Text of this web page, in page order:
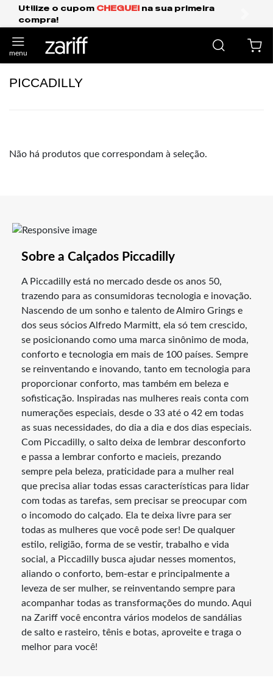
cupomCHEGUEIna sua primeira
anterior
PICCADILLY
Não há produtos que correspondam à seleção.
Sobre a Calçados Piccadilly
A Piccadilly está no mercado desde os anos 50,
trazendo para as consumidoras tecnologia e inovação.
Nascendo de um sonho e talento de Almiro Grings e
dos seus sócios Alfredo Marmitt, ela só tem crescido,
se posicionando como uma marca sinônimo de moda,
conforto e tecnologia em mais de 100 países. Sempre
se reinventando e inovando, tanto em tecnologia para
proporcionar conforto, mas também em beleza e
sofisticação. Inspiradas nas mulheres reais conta com
numerações especiais, desde o 33 até o 42 em todas
as suas necessidades, do dia a dia e dos dias especiais.
Com Piccadilly, o salto deixa de lembrar desconforto
e passa a lembrar conforto e macieis, prezando
sempre pela beleza, praticidade para a mulher real
que precisa aliar todas essas características para lidar
com todas as tarefas, sem precisar se preocupar com
o incomodo do calçado. Ela te deixa livre para ser
todas as mulheres que você pode ser! De qualquer
estilo, religião, forma de se vestir, trabalho e vida
social, a Piccadilly busca ajudar nesses momentos,
aliando o conforto, bem-estar e principalmente a
leveza de ser mulher, se reinventando sempre para
acompanhar todas as transformações do mundo. Aqui
na Zariff você encontra vários modelos de sandálias
de salto e rasteiro, tênis e botas, aproveite e traga o
melhor para você!